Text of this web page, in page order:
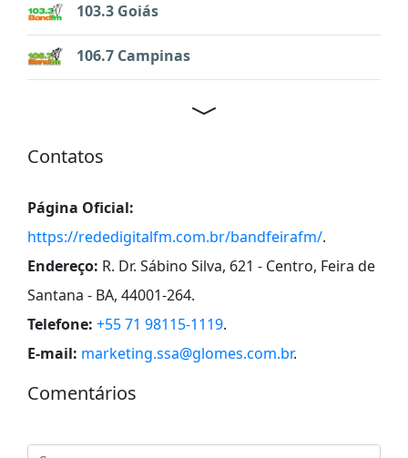
103.3 Goiás
106.7 Campinas
Contatos
Página Oficial:
https://rededigitalfm.com.br/bandfeirafm/.
Endereço: R. Dr. Sábino Silva, 621 - Centro, Feira de
Santana - BA, 44001-264.
Telefone: +55 71 98115-1119.
E-mail: marketing.ssa@glomes.com.br.
Comentários